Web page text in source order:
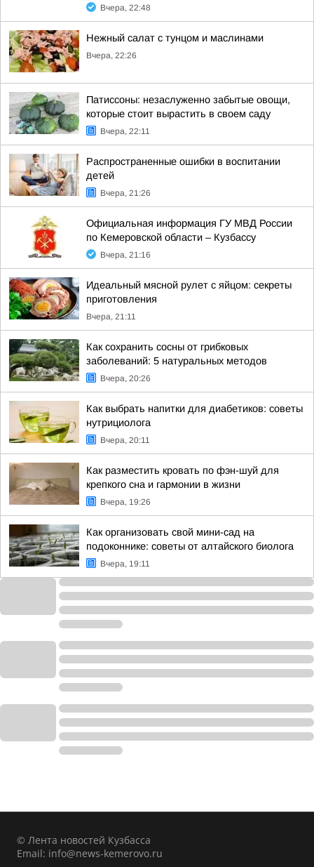
Вчера, 22:48
Нежный салат с тунцом и маслинами
Вчера, 22:26
Патиссоны: незаслуженно забытые овощи,
которые стоит вырастить в своем саду
Вчера, 22:11
Распространенные ошибки в воспитании
детей
Вчера, 21:26
Официальная информация ГУ МВД России
по Кемеровской области – Кузбассу
Вчера, 21:16
Идеальный мясной рулет с яйцом: секреты
приготовления
Вчера, 21:11
Как сохранить сосны от грибковых
заболеваний: 5 натуральных методов
Вчера, 20:26
Как выбрать напитки для диабетиков: советы
нутрициолога
Вчера, 20:11
Как разместить кровать по фэн-шуй для
крепкого сна и гармонии в жизни
Вчера, 19:26
Как организовать свой мини-сад на
подоконнике: советы от алтайского биолога
Вчера, 19:11
© Лента новостей Кузбасса
Email: info@news-kemerovo.ru